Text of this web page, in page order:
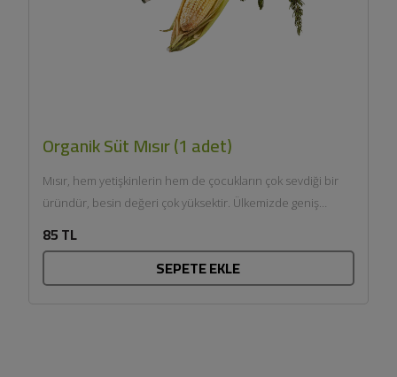
Organik Süt Mısır (1 adet)
Mısır, hem yetişkinlerin hem de çocukların çok sevdiği bir
üründür, besin değeri çok yüksektir. Ülkemizde geniş
85 TL
SEPETE EKLE